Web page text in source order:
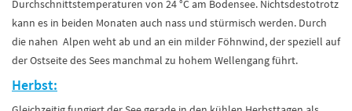
Durchschnittstemperaturen von 24 °C am Bodensee. Nichtsdestotrotz
kann es in beiden Monaten auch nass und stürmisch werden. Durch
die nahen Alpen weht ab und an ein milder Föhnwind, der speziell auf
der Ostseite des Sees manchmal zu hohem Wellengang führt.
Herbst: